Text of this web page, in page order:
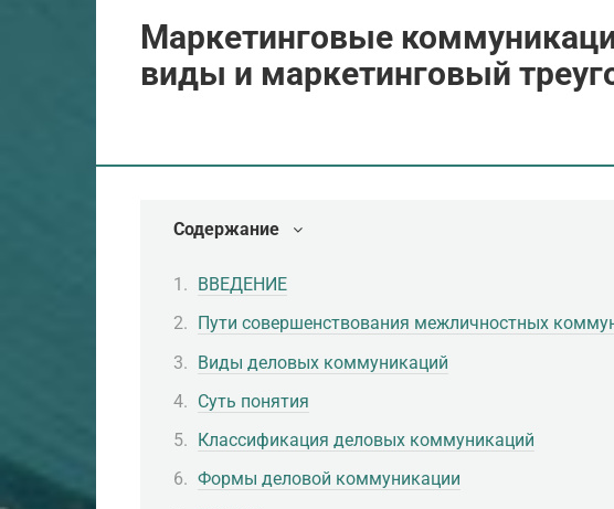
Маркетинговые
виды и маркетинговый
Содержание
ВВЕДЕНИЕ
Пути совершенствования межличностных
Виды деловых коммуникаций
Суть понятия
Классификация деловых коммуникаций
Формы деловой коммуникации